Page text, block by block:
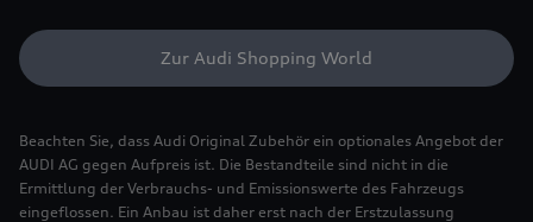
Zur Audi Shopping World
Beachten Sie, dass Audi Original Zubehör ein optionales Angebot der
AUDI AG gegen Aufpreis ist. Die Bestandteile sind nicht in die
Ermittlung der Verbrauchs- und Emissionswerte des Fahrzeugs
eingeflossen. Ein Anbau ist daher erst nach der Erstzulassung